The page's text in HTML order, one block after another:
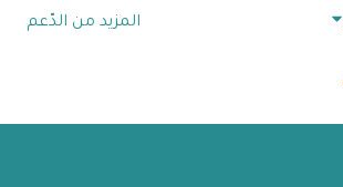
إظهار القائمة الفرعية للترجماتالمزيد من الدّعم